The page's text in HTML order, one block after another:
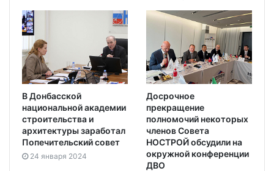
В Донбасской
национальной академии
строительства и
архитектуры заработал
Попечительский совет
24 января 2024
Досрочное
прекращение
полномочий некоторых
членов Совета
НОСТРОЙ обсудили на
окружной конференции
ДВО